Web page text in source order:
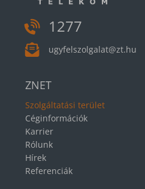
1277
ugyfelszolgalat@zt.hu
ZNET
Szolgáltatási terület
Céginformációk
Karrier
Rólunk
Hírek
Referenciák